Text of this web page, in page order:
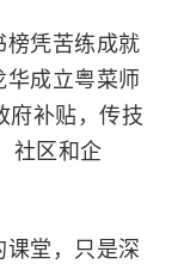
凭苦练成就
成立粤菜师
府补贴，传技
社区和企
堂，只是深